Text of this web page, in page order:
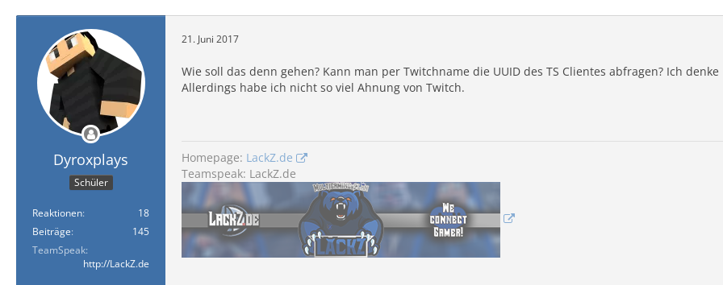
Dyroxplays
Schüler
Reaktionen
18
Beiträge
145
TeamSpeak
http://LackZ.de
21. Juni 2017
Wie soll das denn gehen? Kann man per Twitchname die UUID des TS Clientes abfragen? Ich
Allerdings habe ich nicht so viel Ahnung von Twitch.
Homepage: LackZ.de
Teamspeak: LackZ.de